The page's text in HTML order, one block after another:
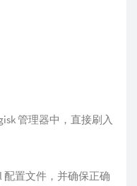
管理器中，直接刷入
配置文件，并确保正确